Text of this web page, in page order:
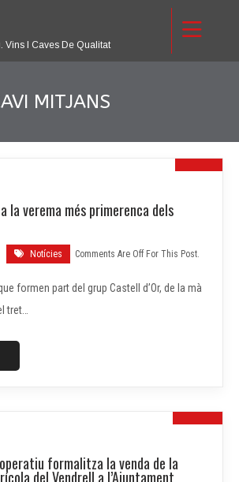
Vins I Caves De Qualitat
MITJANS
30
la verema més primerenca dels
Notícies Comments Are Off For This Post.
formen part del grup Castell d’Or, de la mà
tret…
19
formalitza la venda de la
del Vendrell a l’Ajuntament